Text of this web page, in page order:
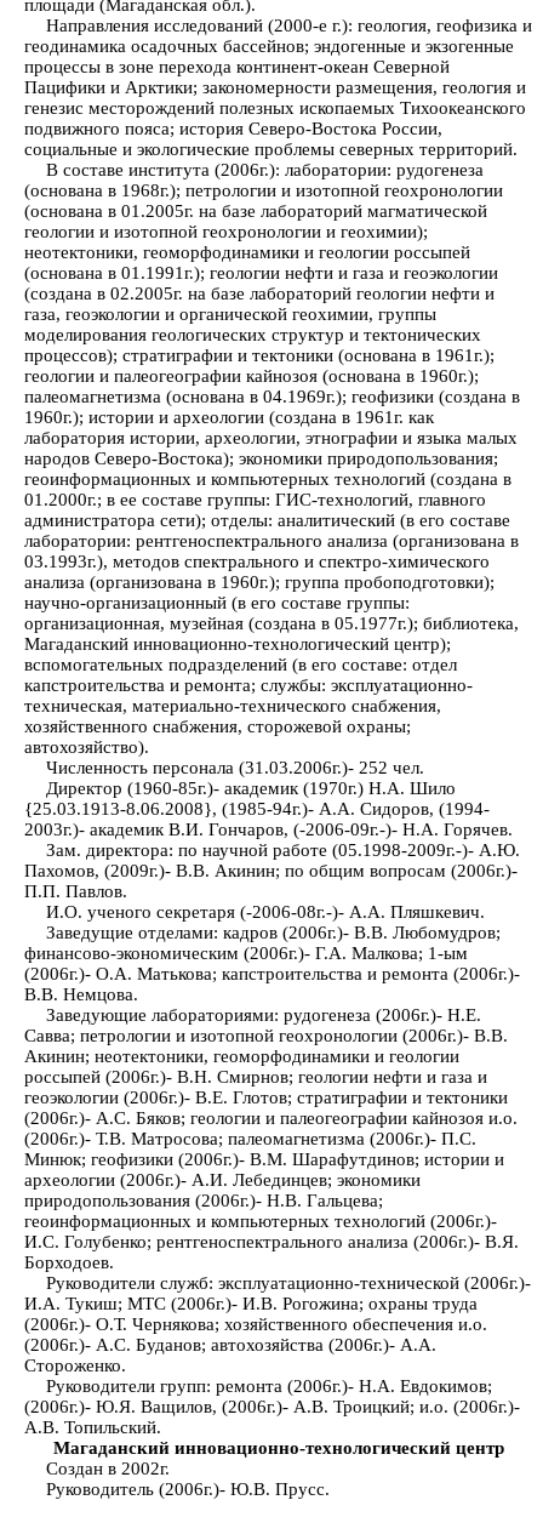
площади (Магаданская обл.).
Направления исследований (2000-е г.): геология, геофизика и
геодинамика осадочных бассейнов; эндогенные и экзогенные
процессы в зоне перехода континент-океан Северной
Пацифики и Арктики; закономерности размещения, геология и
генезис месторождений полезных ископаемых Тихоокеанского
подвижного пояса; история Северо-Востока России,
социальные и экологические проблемы северных территорий.
В составе института (2006г.): лаборатории: рудогенеза
(основана в 1968г.); петрологии и изотопной геохронологии
(основана в 01.2005г. на базе лабораторий магматической
геологии и изотопной геохронологии и геохимии);
неотектоники, геоморфодинамики и геологии россыпей
(основана в 01.1991г.); геологии нефти и газа и геоэкологии
(создана в 02.2005г. на базе лабораторий геологии нефти и
газа, геоэкологии и органической геохимии, группы
моделирования геологических структур и тектонических
процессов); стратиграфии и тектоники (основана в 1961г.);
геологии и палеогеографии кайнозоя (основана в 1960г.);
палеомагнетизма (основана в 04.1969г.); геофизики (создана в
1960г.); истории и археологии (создана в 1961г. как
лаборатория истории, археологии, этнографии и языка малых
народов Северо-Востока); экономики природопользования;
геоинформационных и компьютерных технологий (создана в
01.2000г.; в ее составе группы: ГИС-технологий, главного
администратора сети); отделы: аналитический (в его составе
лаборатории: рентгеноспектрального анализа (организована в
03.1993г.), методов спектрального и спектро-химического
анализа (организована в 1960г.); группа пробоподготовки);
научно-организационный (в его составе группы:
организационная, музейная (создана в 05.1977г.); библиотека,
Магаданский инновационно-технологический центр);
вспомогательных подразделений (в его составе: отдел
капстроительства и ремонта; службы: эксплуатационно-
техническая, материально-технического снабжения,
хозяйственного снабжения, сторожевой охраны;
автохозяйство).
Численность персонала (31.03.2006г.)- 252 чел.
Директор (1960-85г.)- академик (1970г.) Н.А. Шило
{25.03.1913-8.06.2008}, (1985-94г.)- А.А. Сидоров, (1994-
2003г.)- академик В.И. Гончаров, (-2006-09г.-)- Н.А. Горячев.
Зам. директора: по научной работе (05.1998-2009г.-)- А.Ю.
Пахомов, (2009г.)- В.В. Акинин; по общим вопросам (2006г.)-
П.П. Павлов.
И.О. ученого секретаря (-2006-08г.-)- А.А. Пляшкевич.
Заведущие отделами: кадров (2006г.)- В.В. Любомудров;
финансово-экономическим (2006г.)- Г.А. Малкова; 1-ым
(2006г.)- О.А. Матькова; капстроительства и ремонта (2006г.)-
В.В. Немцова.
Заведующие лабораториями: рудогенеза (2006г.)- Н.Е.
Савва; петрологии и изотопной геохронологии (2006г.)- В.В.
Акинин; неотектоники, геоморфодинамики и геологии
россыпей (2006г.)- В.Н. Смирнов; геологии нефти и газа и
геоэкологии (2006г.)- В.Е. Глотов; стратиграфии и тектоники
(2006г.)- А.С. Бяков; геологии и палеогеографии кайнозоя и.о.
(2006г.)- Т.В. Матросова; палеомагнетизма (2006г.)- П.С.
Минюк; геофизики (2006г.)- В.М. Шарафутдинов; истории и
археологии (2006г.)- А.И. Лебединцев; экономики
природопользования (2006г.)- Н.В. Гальцева;
геоинформационных и компьютерных технологий (2006г.)-
И.С. Голубенко; рентгеноспектрального анализа (2006г.)- В.Я.
Борходоев.
Руководители служб: эксплуатационно-технической (2006г.)-
И.А. Тукиш; МТС (2006г.)- И.В. Рогожина; охраны труда
(2006г.)- О.Т. Чернякова; хозяйственного обеспечения и.о.
(2006г.)- А.С. Буданов; автохозяйства (2006г.)- А.А.
Стороженко.
Руководители групп: ремонта (2006г.)- Н.А. Евдокимов;
(2006г.)- Ю.Я. Ващилов, (2006г.)- А.В. Троицкий; и.о. (2006г.)-
А.В. Топильский.
Магаданский инновационно-технологический центр
Создан в 2002г.
Руководитель (2006г.)- Ю.В. Прусс.